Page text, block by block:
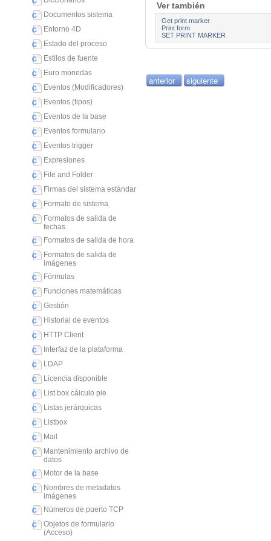
Documentos sistema
Entorno 4D
Estado del proceso
Estilos de fuente
Euro monedas
Eventos (Modificadores)
Eventos (tipos)
Eventos de la base
Eventos formulario
Eventos trigger
Expresiones
File and Folder
Firmas del sistema estándar
Formato de sistema
Formatos de salida de
fechas
Formatos de salida de hora
Formatos de salida de
imágenes
Fórmulas
Funciones matemáticas
Gestión
Historial de eventos
HTTP Client
Interfaz de la plataforma
LDAP
Licencia disponible
List box cálculo pie
Listas jerárquicas
Listbox
Mail
Mantenimiento archivo de
datos
Motor de la base
Nombres de metadatos
imágenes
Números de puerto TCP
Objetos de formulario
(Acceso)
Ver también
Get print marker
Print form
SET PRINT MARKER
anterior siguiente